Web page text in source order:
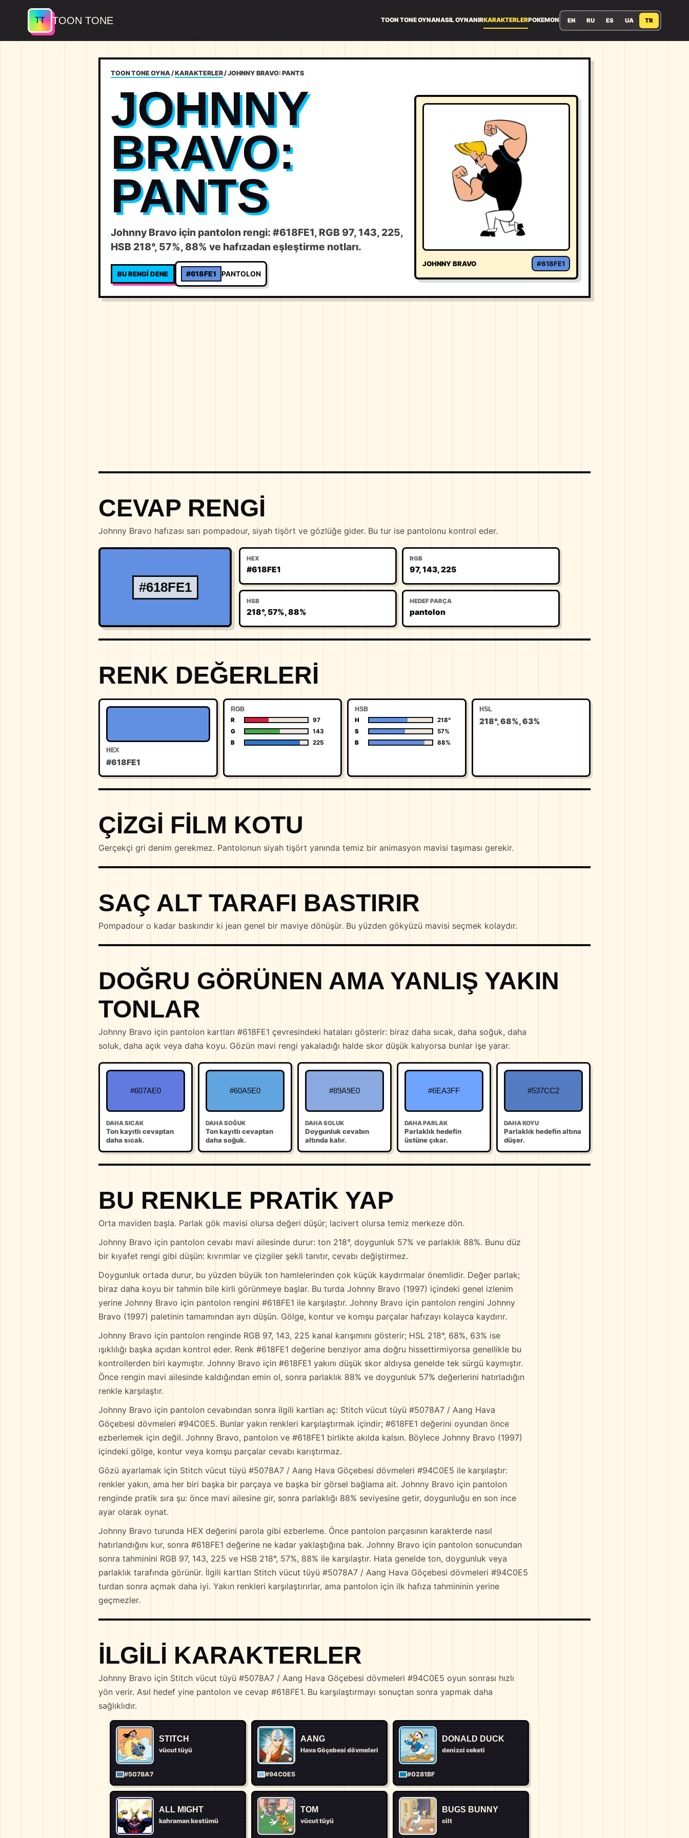
TOON TONE TOON TONE OYNANASIL OYNANIRKARAKTERLERPOKEMON EN RU ES UA TR
TOON TONE OYNA/KARAKTERLER/JOHNNY BRAVO: PANTS
JOHNNY
BRAVO:
PANTS
Johnny Bravo için pantolon rengi: #618FE1, RGB 97, 143, 225,
HSB 218°, 57%, 88% ve hafızadan eşleştirme notları.
BU RENGI DENE #618FE1 PANTOLON
JOHNNY BRAVO #618FE1
CEVAP RENGI
Johnny Bravo hafızası sarı pompadour, siyah tişört ve gözlüğe gider. Bu tur ise pantolonu kontrol eder.
#618FE1
HEX
#618FE1
RGB
97, 143, 225
HSB
218°, 57%, 88%
HEDEF PARÇA
pantolon
RENK DEĞERLERI
HEX
#618FE1
RGB
R
97
G
143
B
225
HSB
H
218°
S
57%
B
88%
HSL
218°, 68%, 63%
ÇIZGI FILM KOTU
Gerçekçi gri denim gerekmez. Pantolonun siyah tişört yanında temiz bir animasyon mavisi taşıması gerekir.
SAÇ ALT TARAFI BASTIRIR
Pompadour o kadar baskındır ki jean genel bir maviye dönüşür. Bu yüzden gökyüzü mavisi seçmek kolaydır.
DOĞRU GÖRÜNEN AMA YANLIŞ YAKIN
TONLAR
Johnny Bravo için pantolon kartları #618FE1 çevresindeki hataları gösterir: biraz daha sıcak, daha soğuk, daha
soluk, daha açık veya daha koyu. Gözün mavi rengi yakaladığı halde skor düşük kalıyorsa bunlar işe yarar.
#607AE0
DAHA SICAK
Ton kayıtlı cevaptan
daha sıcak.
#60A5E0
DAHA SOĞUK
Ton kayıtlı cevaptan
daha soğuk.
#89A9E0
DAHA SOLUK
Doygunluk cevabın
altında kalır.
#6EA3FF
DAHA PARLAK
Parlaklık hedefin
üstüne çıkar.
#537CC2
DAHA KOYU
Parlaklık hedefin altına
düşer.
BU RENKLE PRATIK YAP
Orta maviden başla. Parlak gök mavisi olursa değeri düşür; lacivert olursa temiz merkeze dön.
Johnny Bravo için pantolon cevabı mavi ailesinde durur: ton 218°, doygunluk 57% ve parlaklık 88%. Bunu düz
bir kıyafet rengi gibi düşün: kıvrımlar ve çizgiler şekli tanıtır, cevabı değiştirmez.
Doygunluk ortada durur, bu yüzden büyük ton hamlelerinden çok küçük kaydırmalar önemlidir. Değer parlak;
biraz daha koyu bir tahmin bile kirli görünmeye başlar. Bu turda Johnny Bravo (1997) içindeki genel izlenim
yerine Johnny Bravo için pantolon rengini #618FE1 ile karşılaştır. Johnny Bravo için pantolon rengini Johnny
Bravo (1997) paletinin tamamından ayrı düşün. Gölge, kontur ve komşu parçalar hafızayı kolayca kaydırır.
Johnny Bravo için pantolon renginde RGB 97, 143, 225 kanal karışımını gösterir; HSL 218°, 68%, 63% ise
ışıklılığı başka açıdan kontrol eder. Renk #618FE1 değerine benziyor ama doğru hissettirmiyorsa genellikle bu
kontrollerden biri kaymıştır. Johnny Bravo için #618FE1 yakını düşük skor aldıysa genelde tek sürgü kaymıştır.
Önce rengin mavi ailesinde kaldığından emin ol, sonra parlaklık 88% ve doygunluk 57% değerlerini hatırladığın
renkle karşılaştır.
Johnny Bravo için pantolon cevabından sonra ilgili kartları aç: Stitch vücut tüyü #5078A7 / Aang Hava
Göçebesi dövmeleri #94C0E5. Bunlar yakın renkleri karşılaştırmak içindir; #618FE1 değerini oyundan önce
ezberlemek için değil. Johnny Bravo, pantolon ve #618FE1 birlikte akılda kalsın. Böylece Johnny Bravo (1997)
içindeki gölge, kontur veya komşu parçalar cevabı karıştırmaz.
Gözü ayarlamak için Stitch vücut tüyü #5078A7 / Aang Hava Göçebesi dövmeleri #94C0E5 ile karşılaştır:
renkler yakın, ama her biri başka bir parçaya ve başka bir görsel bağlama ait. Johnny Bravo için pantolon
renginde pratik sıra şu: önce mavi ailesine gir, sonra parlaklığı 88% seviyesine getir, doygunluğu en son ince
ayar olarak oynat.
Johnny Bravo turunda HEX değerini parola gibi ezberleme. Önce pantolon parçasının karakterde nasıl
hatırlandığını kur, sonra #618FE1 değerine ne kadar yaklaştığına bak. Johnny Bravo için pantolon sonucundan
sonra tahminini RGB 97, 143, 225 ve HSB 218°, 57%, 88% ile karşılaştır. Hata genelde ton, doygunluk veya
parlaklık tarafında görünür. İlgili kartları Stitch vücut tüyü #5078A7 / Aang Hava Göçebesi dövmeleri #94C0E5
turdan sonra açmak daha iyi. Yakın renkleri karşılaştırırlar, ama pantolon için ilk hafıza tahmininin yerine
geçmezler.
İLGILI KARAKTERLER
Johnny Bravo için Stitch vücut tüyü #5078A7 / Aang Hava Göçebesi dövmeleri #94C0E5 oyun sonrası hızlı
yön verir. Asıl hedef yine pantolon ve cevap #618FE1. Bu karşılaştırmayı sonuçtan sonra yapmak daha
sağlıklıdır.
STITCH
vücut tüyü
#5078A7
AANG
Hava Göçebesi dövmeleri
#94C0E5
DONALD DUCK
denizci ceketi
#0281BF
ALL MIGHT
kahraman kostümü
TOM
vücut tüyü
BUGS BUNNY
cilt